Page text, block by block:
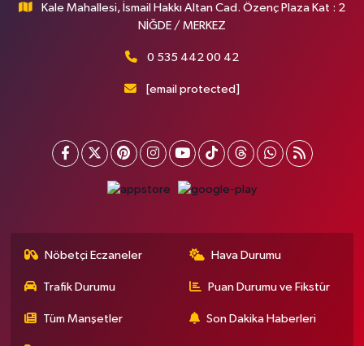
Kale Mahallesi, İsmail Hakkı Altan Cad. Özenç Plaza Kat : 2
NİĞDE / MERKEZ
0 535 442 00 42
[email protected]
Nöbetçi Eczaneler Hava Durumu
Trafik Durumu Puan Durumu ve Fikstür
Tüm Manşetler Son Dakika Haberleri